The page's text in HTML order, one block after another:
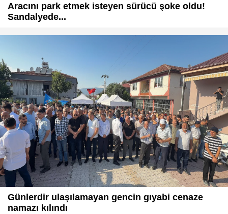
Aracını park etmek isteyen sürücü şoke oldu!
Sandalyede...
Günlerdir ulaşılamayan gencin gıyabi cenaze
namazı kılındı